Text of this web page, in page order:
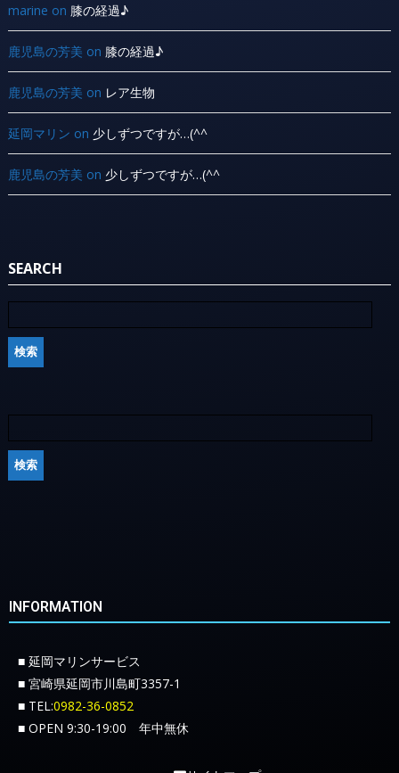
marine on 膝の経過♪
鹿児島の芳美 on 膝の経過♪
鹿児島の芳美 on レア生物
延岡マリン on 少しずつですが…(^^ ゞ
鹿児島の芳美 on 少しずつですが…(^^ ゞ
SEARCH
INFORMATION
■ 延岡マリンサービス
■ 宮崎県延岡市川島町3357-1
■ TEL:0982-36-0852
■ OPEN 9:30-19:00 年中無休